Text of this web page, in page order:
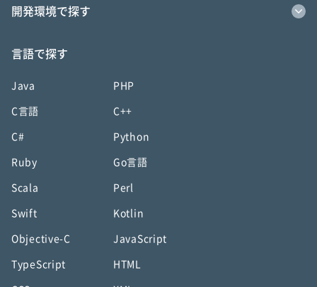
開発環境で探す
言語で探す
Java PHP
C言語 C++
C# Python
Ruby Go言語
Scala Perl
Swift Kotlin
Objective-C JavaScript
TypeScript HTML